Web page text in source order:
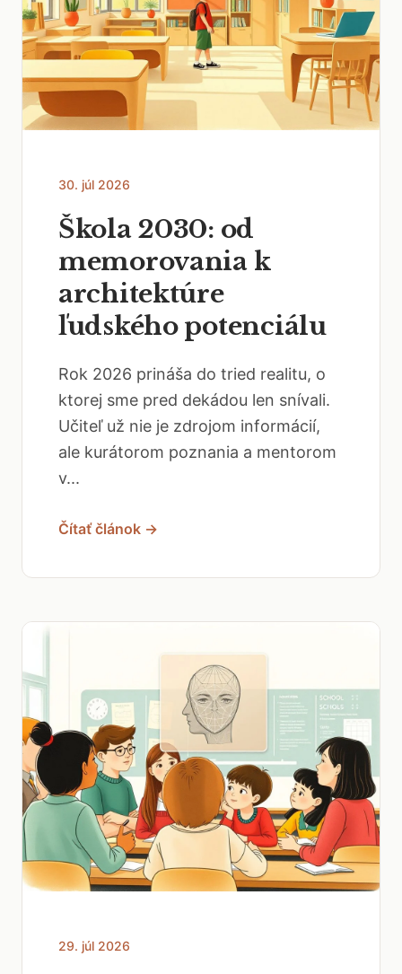
30. júl 2026
Škola 2030: od
memorovania k
architektúre
ľudského potenciálu
Rok 2026 prináša do tried realitu, o
ktorej sme pred dekádou len snívali.
Učiteľ už nie je zdrojom informácií,
ale kurátorom poznania a mentorom
v...
Čítať článok →
29. júl 2026